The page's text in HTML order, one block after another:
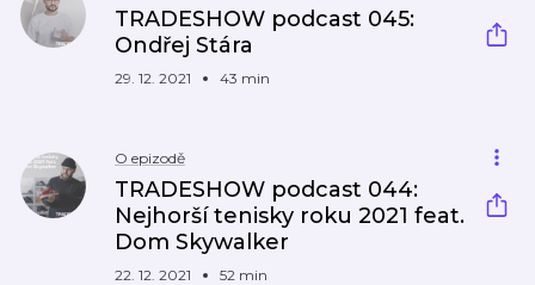
TRADESHOW podcast 045:
Ondřej Stára
29. 12. 2021 43 min
O epizodě
TRADESHOW podcast 044:
Nejhorší tenisky roku 2021 feat.
Dom Skywalker
22. 12. 2021 52 min